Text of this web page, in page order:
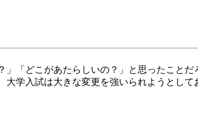
「どこがあたらしいの？」と思ったこと
学入試は大きな変更を強いられようとし